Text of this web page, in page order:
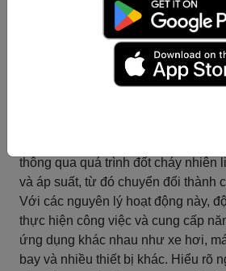
nén, hỗn hợp này được nén lại để
Quá trình đốt xả xảy ra khi hỗn hợp
phẩm cháy được xả ra khỏi động
Nguyên tắc lấy năng lượng trong
trên nguyên tắc cơ học hoặc
động của các bộ phận trong động
suất. Trong động cơ hoá học,
thông qua quá trình đốt cháy nhiên
và áp suất, từ đó chuyển đổi thành
Với các nguyên lý hoạt động này,
thực hiện công việc và cung cấp
ứng dụng khác nhau như xe hơi,
bay và nhiều thiết bị khác. Hiểu rõ